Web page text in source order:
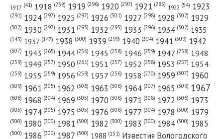
№ 105 от мая 1941 года — «Красный Север»
№ 287 от декабря 1982 года — «Красный Север»
1917 (41) 1918 (238) 1919 (296) 1920 (297) 1921 (285) 1922 (54) 1923
(291) 1924 (297) 1925 (297) 1926 (301) 1927 (298) 1928 (302) 1929
(302) 1930 (297) 1931 (293) 1932 (295) 1933 (296) 1934 (302) 1935
(145) 1937 (147) 1938 (300) 1939 (299) 1940 (304) 1941 (309) 1942
(307) 1943 (265) 1944 (256) 1945 (258) 1946 (259) 1947 (258) 1948
(259) 1949 (257) 1950 (261) 1951 (257) 1952 (258) 1953 (257) 1954
(259) 1955 (259) 1956 (259) 1957 (256) 1958 (270) 1959 (307) 1960
(309) 1961 (305) 1962 (306) 1963 (306) 1964 (307) 1965 (309) 1967
(606) 1968 (304) 1969 (305) 1970 (306) 1971 (308) 1972 (306) 1973
(305) 1974 (305) 1975 (305) 1976 (306) 1977 (304) 1978 (300) 1979
(300) 1980 (300) 1981 (300) 1982 (300) 1983 (300) 1984 (300) 1985
(300) 1986 (300) 1987 (300) 1988 (151) Известия Вологодского